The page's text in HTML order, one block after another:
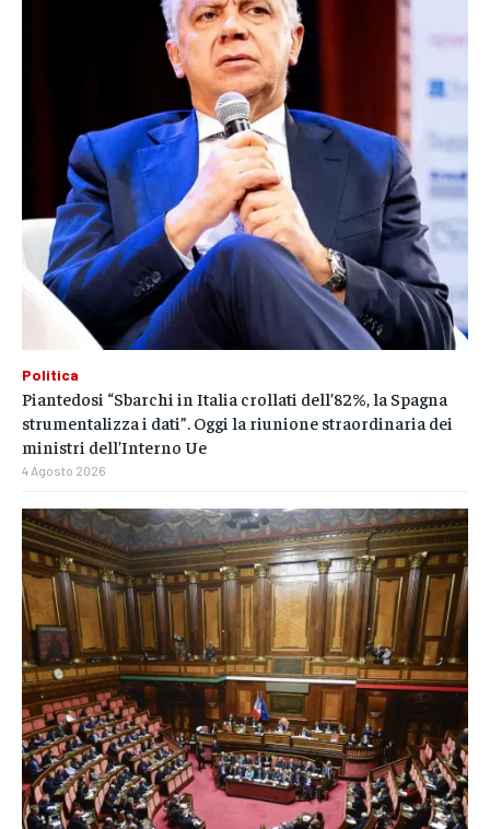
Politica
Piantedosi “Sbarchi in Italia crollati dell’82%, la Spagna
strumentalizza i dati”. Oggi la riunione straordinaria dei
ministri dell’Interno Ue
4 Agosto 2026